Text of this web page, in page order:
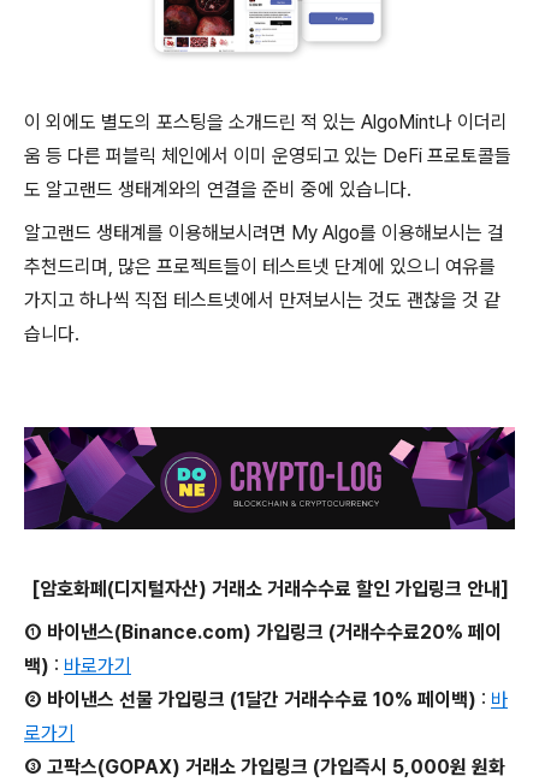
이 외에도 별도의 포스팅을 소개드린 적 있는 AlgoMint나 이더리
움 등 다른 퍼블릭 체인에서 이미 운영되고 있는 DeFi 프로토콜들
도 알고랜드 생태계와의 연결을 준비 중에 있습니다.
알고랜드 생태계를 이용해보시려면 My Algo를 이용해보시는 걸
추천드리며, 많은 프로젝트들이 테스트넷 단계에 있으니 여유를
가지고 하나씩 직접 테스트넷에서 만져보시는 것도 괜찮을 것 같
습니다.
[암호화폐(디지털자산) 거래소 거래수수료 할인 가입링크 안내]
① 바이낸스(Binance.com) 가입링크 (거래수수료20% 페이
백) : 바로가기
② 바이낸스 선물 가입링크 (1달간 거래수수료 10% 페이백) : 바
로가기
③ 고팍스(GOPAX) 거래소 가입링크 (가입즉시 5,000원 원화